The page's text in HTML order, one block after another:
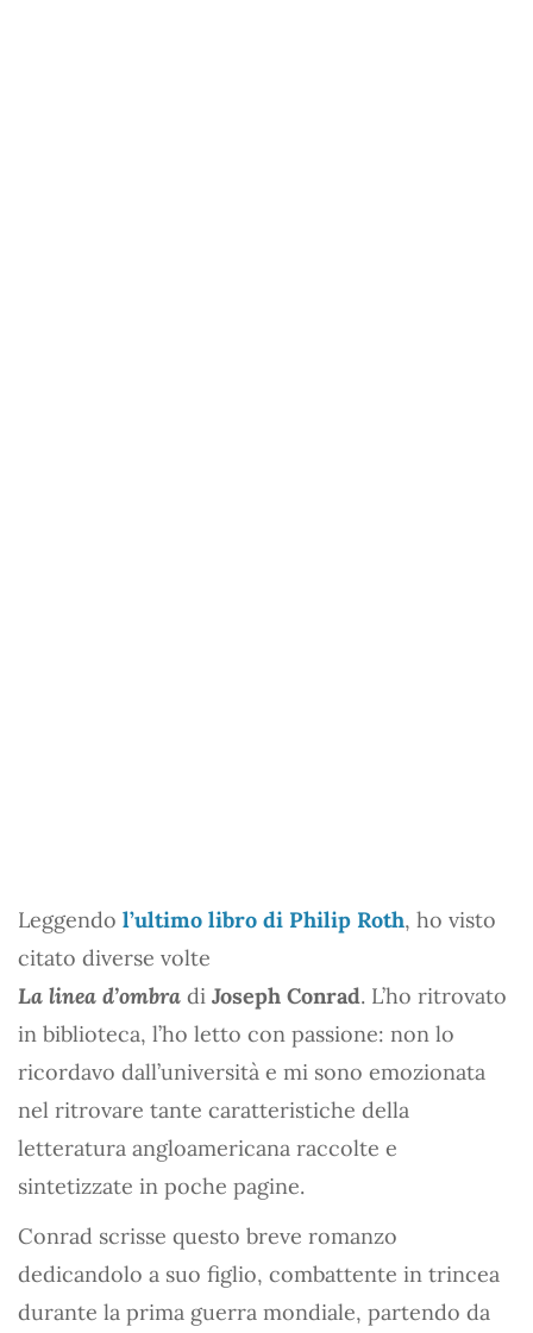
Leggendo l’ultimo libro di Philip Roth, ho visto
citato diverse volte
La linea d’ombra di Joseph Conrad. L’ho ritrovato
in biblioteca, l’ho letto con passione: non lo
ricordavo dall’università e mi sono emozionata
nel ritrovare tante caratteristiche della
letteratura angloamericana raccolte e
sintetizzate in poche pagine.
Conrad scrisse questo breve romanzo
dedicandolo a suo figlio, combattente in trincea
durante la prima guerra mondiale, partendo da